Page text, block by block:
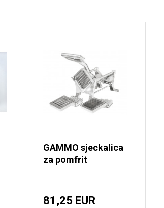
GAMMO sjeckalica
za pomfrit
81,25 EUR